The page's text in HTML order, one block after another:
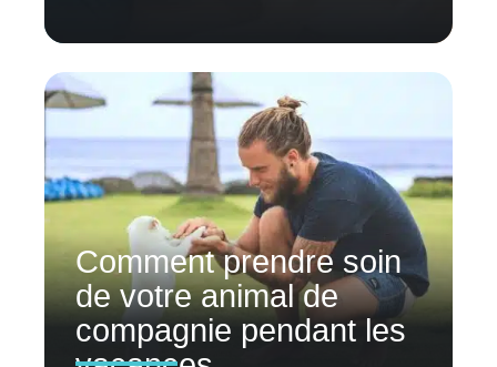
Comment prendre soin
de votre animal de
compagnie pendant les